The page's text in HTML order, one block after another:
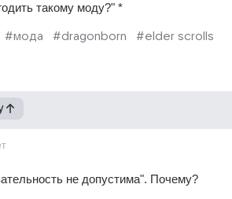
такому моду?" *
#мода #dragonborn #elder scrolls
не допустима". Почему?